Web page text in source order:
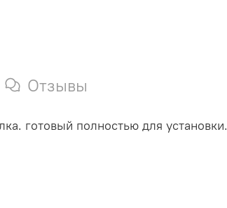
Отзывы
готовый полностью для установки.